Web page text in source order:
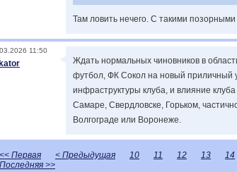
Там ловить нечего. С такими
11:50
Ждать нормальных чиновников в
футбол, ФК Сокол на новый приличный
инфраструктуры клуба, и влияние
Самаре, Свердловске, Горьком,
Волгограде или Воронеже.
<< Первая < Предыдущая 10 11 12 13 14
Последняя >>